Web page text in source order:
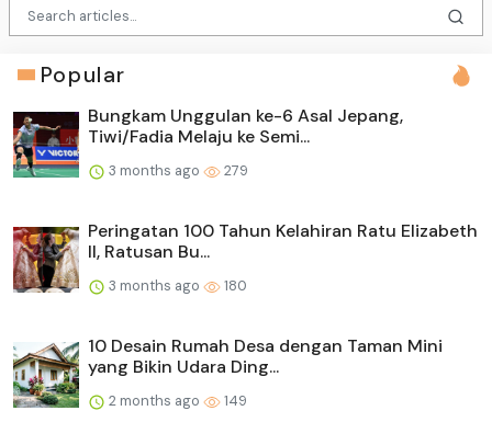
Popular
Bungkam Unggulan ke-6 Asal Jepang,
Tiwi/Fadia Melaju ke Semi...
3 months ago 279
Peringatan 100 Tahun Kelahiran Ratu Elizabeth
II, Ratusan Bu...
3 months ago 180
10 Desain Rumah Desa dengan Taman Mini
yang Bikin Udara Ding...
2 months ago 149